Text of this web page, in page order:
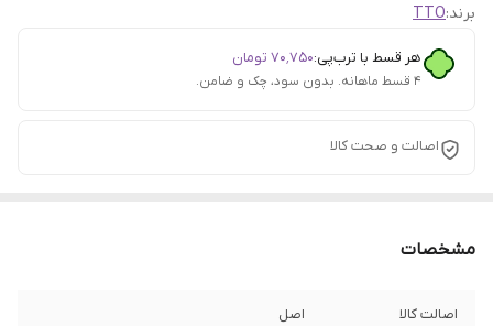
برند:TTO
هر قسط با ترب‌پی:۷۰٬۷۵۰ تومان
۴ قسط ماهانه. بدون سود، چک و ضامن.
اصالت و صحت کالا
مشخصات
اصالت کالا اصل